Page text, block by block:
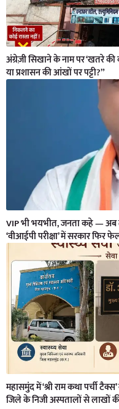
अंग्रेज़ी सिखाने के नाम पर ‘खतरे
या प्रशासन की आंखों पर पट्टी?”
VIP भी भयभीत, जनता कहे — अब
‘वीआईपी परीक्षा’ में सरकार फिर
महासमुंद में ‘श्री राम कथा पर्ची
जिले के निजी अस्पतालों से लाखों